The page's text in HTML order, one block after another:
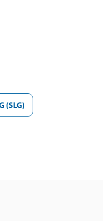
(SLG)